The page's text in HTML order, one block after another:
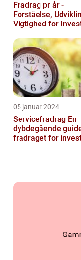
Fradrag pr år -
Forståelse,
Vigtighed for
05 januar 2024
Servicefradrag En
dybdegående
fradraget for